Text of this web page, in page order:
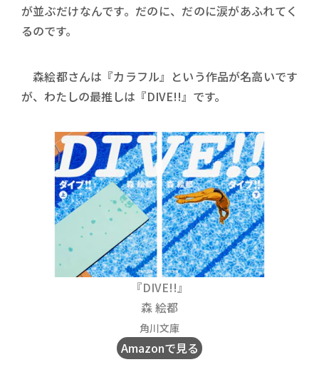
が並ぶだけなんです。だのに、だのに涙があふれてく
るのです。
森絵都さんは『カラフル』という作品が名高いです
が、わたしの最推しは『DIVE!!』です。
『DIVE!!』
森 絵都
角川文庫
Amazonで見る